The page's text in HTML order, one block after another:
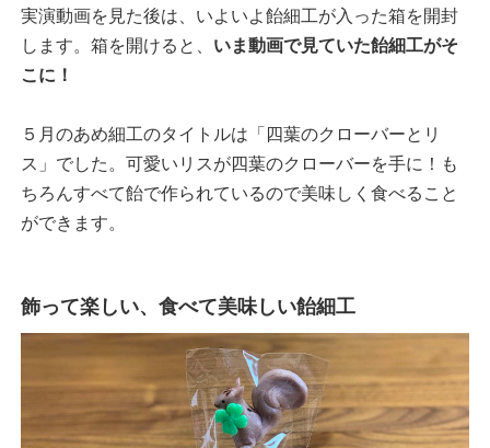
実演動画を見た後は、いよいよ飴細工が入った箱を開封
します。箱を開けると、 いま動画で見ていた飴細工がそ
こに！
５月のあめ細工のタイトルは「四葉のクローバーとリ
ス」でした。可愛いリスが四葉のクローバーを手に！も
ちろんすべて飴で作られているので美味しく食べること
ができます。
飾って楽しい、食べて美味しい飴細工